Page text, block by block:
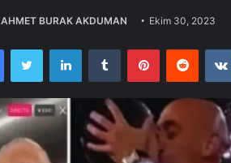
AHMET BURAK AKDUMAN Ekim 30, 2023
FacebookTwitter LinkedInTumblr PinterestReddit